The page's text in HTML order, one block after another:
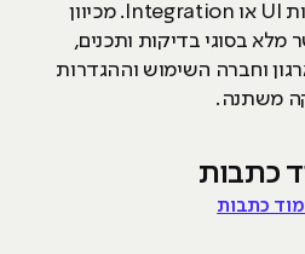
שלא כתבנו כאן, כמו בדיקות UI או Integration. מכיוון
בסוגי בדיקות ותכנים,
וחברה השימוש וההגדרות
משתנה.
כתבות
כתבות